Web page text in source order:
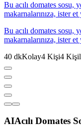
Bu acılı domates sosu,
makarnalarınıza, ister
Bu acılı domates sosu,
makarnalarınıza, ister
40 dkKolay4 Kişi4
AIAcılı Domates